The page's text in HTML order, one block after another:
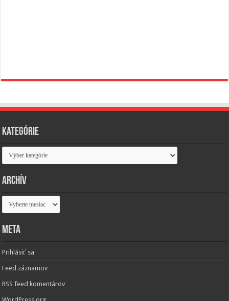
Kategórie
Kategórie
Archív
Archív
Meta
Prihlásiť sa
Feed záznamov
RSS feed komentárov